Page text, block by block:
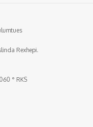
Rexhepi.
° RKS